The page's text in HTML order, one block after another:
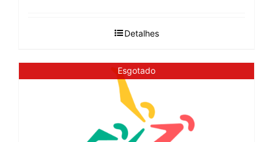
Detalhes
Esgotado